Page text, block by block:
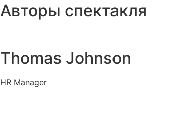
Авторы спектакля
Thomas Johnson
HR Manager